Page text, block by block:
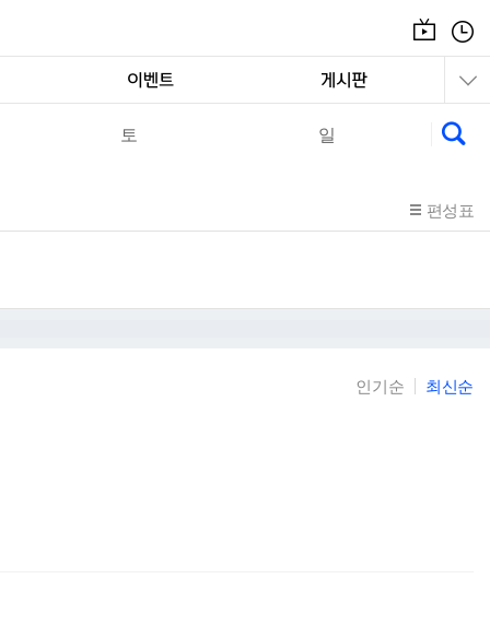
온
편
표
토 일
편성표
인기순 최신순